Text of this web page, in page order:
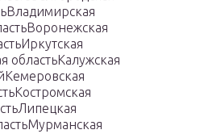
областьКалужская